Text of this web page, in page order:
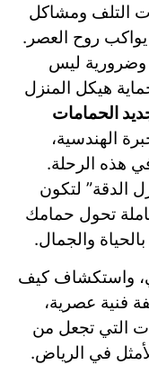
التلف ومشاكل
يواكب روح العصر.
وضرورية ليس
هيكل المنزل
الحمامات
الهندسية،
هذه الرحلة.
الدقة” لتكون
تحول حمامك
والجمال.
واستكشاف كيف
فنية عصرية،
التي تجعل من
في الرياض.